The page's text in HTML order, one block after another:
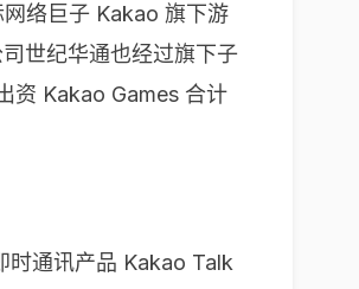
络巨子 Kakao 旗下游
世纪华通也经过旗下子
资 Kakao Games 合计
时通讯产品 Kakao Talk